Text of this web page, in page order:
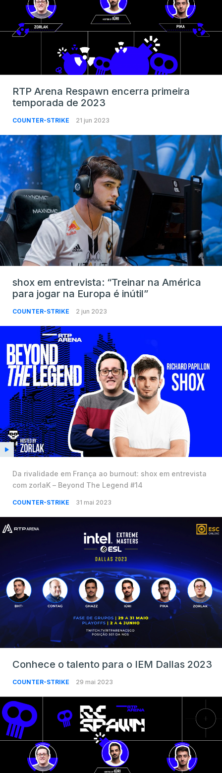
RTP Arena Respawn encerra primeira
temporada de 2023
COUNTER-STRIKE 21 jun 2023
shox em entrevista: “Treinar na América
para jogar na Europa é inútil”
COUNTER-STRIKE 2 jun 2023
Da rivalidade em França ao burnout: shox em entrevista
com zorlaK – Beyond The Legend #14
COUNTER-STRIKE 31 mai 2023
Conhece o talento para o IEM Dallas 2023
COUNTER-STRIKE 29 mai 2023